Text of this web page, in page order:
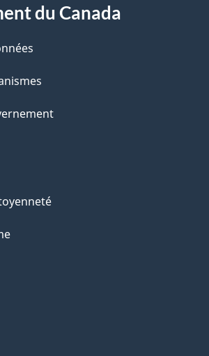
du Canada